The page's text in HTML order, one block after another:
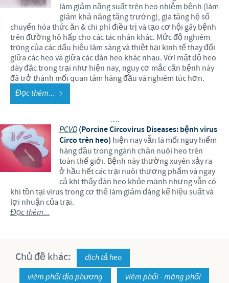
làm giảm năng suất trên heo nhiễm bệnh (làm
giảm khả năng tăng trưởng), gia tăng hệ số
chuyển hóa thức ăn & chi phí điều trị và tạo cơ hội gây bệnh
trên đường hô hấp cho các tác nhân khác. Mức độ nghiêm
trọng của các dấu hiệu lâm sàng và thiệt hại kinh tế thay đổi
giữa các heo và giữa các đàn heo khác nhau. Với mật độ heo
dày đặc trong trại như hiện nay, nguy cơ mắc căn bệnh này
đã trở thành mối quan tâm hàng đầu và nghiêm túc hơn.
Đọc thêm...
….
PCVD(Porcine Circovirus Diseases: bệnh virus
Circo trên heo) hiện nay vẫn là mối nguy hiểm
hàng đầu trong ngành chăn nuôi heo trên
toàn thế giới. Bệnh này thường xuyên xảy ra
ở hầu hết các trại nuôi thương phẩm và ngay
cả khi thấy đàn heo khỏe mạnh nhưng vẫn có
khi tồn tại virus trong cơ thể làm giảm đáng kể hiệu suất và
lợi nhuận của trại.
Đọc thêm...
Chủ đề khác:
dịch tả heo
viêm phổi địa phương
viêm phổi - màng phổi